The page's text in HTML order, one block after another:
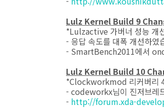
Lulz Kernel Build 9
*Lulzactive 가버너 성능 개
- 응답 속도를 대폭 개선하였
- SmartBench2011에서
Lulz Kernel Build 10
*Clockworkmod 리커버리
- codeworkx님이 진저브레
- http://forum.xda-